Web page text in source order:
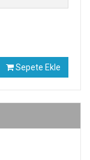
Sepete Ekle